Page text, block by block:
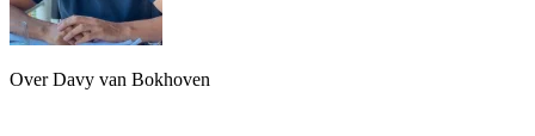
Over Davy van Bokhoven